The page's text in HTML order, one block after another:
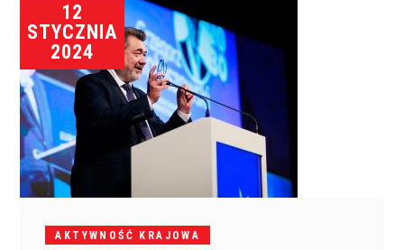
12
STYCZNIA
2024
AKTYWNOŚĆ KRAJOWA